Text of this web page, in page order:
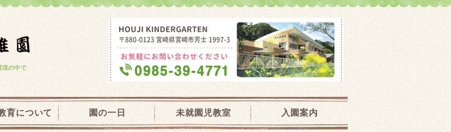
学校法人大宮学園 芳士幼稚園・未就園児教室｜宮崎県宮崎市
境の中で
育について 園の一日 未就園児教室 入園案内